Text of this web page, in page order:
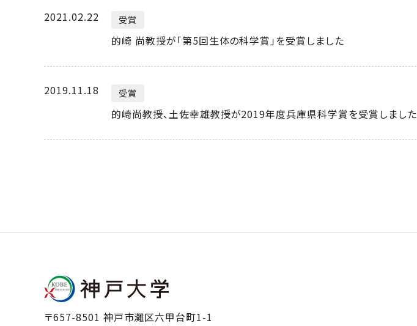
2021.02.22 受賞
的崎 尚教授が「第5回生体の科学賞」を受賞しました
2019.11.18 受賞
的崎尚教授、土佐幸雄教授が2019年度兵庫県科学賞を受賞しました
〒657-8501 神戸市灘区六甲台町1-1